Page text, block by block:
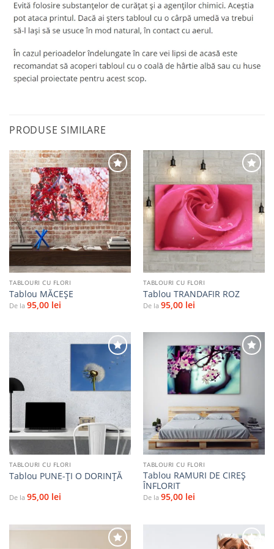
PRODUSE SIMILARE
Adaugă
la
favorite
TABLOURI CU FLORI
Tablou MĂCEŞE
De la 95,00 lei
Adaugă
favorite
TABLOURI CU FLORI
Tablou TRANDAFIR ROZ
De la 95,00 lei
Adaugă
la
TABLOURI CU FLORI
Tablou PUNE-ŢI O DORINŢĂ
De la 95,00 lei
Adaugă
TABLOURI CU FLORI
Tablou RAMURI DE CIREȘ
ÎNFLORIT
De la 95,00 lei